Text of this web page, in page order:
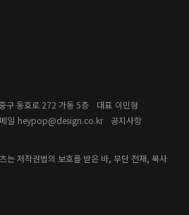
구 동호로 272 가동 5층 대표 이민형
일 heypop@design.co.kr
공지사항
는 저작권법의 보호를 받은 바, 무단 전재, 복사